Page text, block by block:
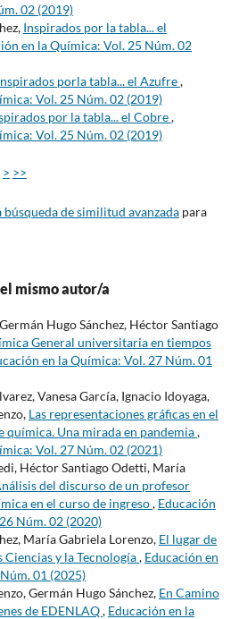
02 (2019)
Inspirados por la tabla... el
en la Química: Vol. 25 Núm. 02
porla tabla... el Azufre,
Vol. 25 Núm. 02 (2019)
por la tabla... el Cobre,
Vol. 25 Núm. 02 (2019)
> >>
búsqueda de similitud avanzadapara
mismo autor/a
Hugo Sánchez, Héctor Santiago
General universitaria en tiempos
en la Química: Vol. 27 Núm. 01
Vanesa García, Ignacio Idoyaga,
Las representaciones gráficas en el
química. Una mirada en pandemia,
Vol. 27 Núm. 02 (2021)
Héctor Santiago Odetti, María
del discurso de un profesor
en el curso de ingreso, Educación
Núm. 02 (2020)
María Gabriela Lorenzo, El lugar de
y la Tecnología, Educación en
01 (2025)
Germán Hugo Sánchez, En Camino
de EDENLAQ, Educación en la